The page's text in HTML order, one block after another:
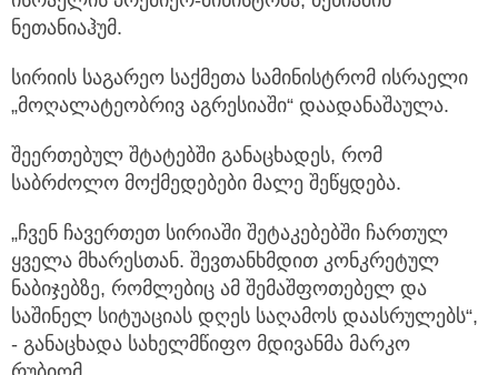
ნეთანიაჰუმ.
სირიის საგარეო საქმეთა სამინისტრომ ისრაელი
„მოღალატეობრივ აგრესიაში“ დაადანაშაულა.
შეერთებულ შტატებში განაცხადეს, რომ
საბრძოლო მოქმედებები მალე შეწყდება.
„ჩვენ ჩავერთეთ სირიაში შეტაკებებში ჩართულ
ყველა მხარესთან. შევთანხმდით კონკრეტულ
ნაბიჯებზე, რომლებიც ამ შემაშფოთებელ და
საშინელ სიტუაციას დღეს საღამოს დაასრულებს“,
- განაცხადა სახელმწიფო მდივანმა მარკო